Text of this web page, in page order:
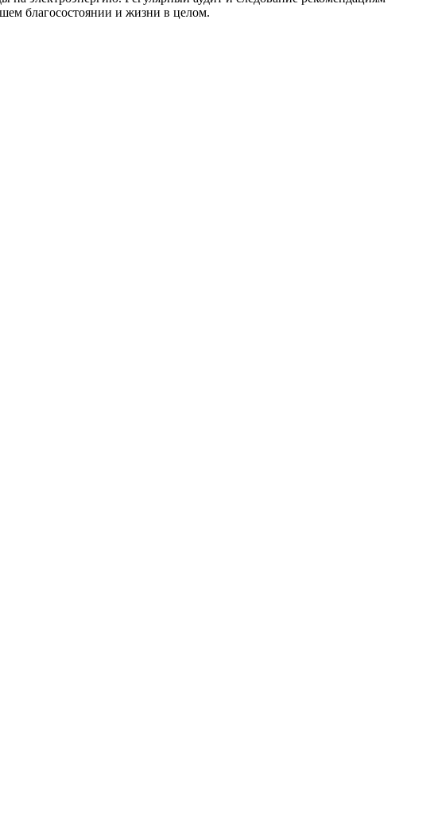
благосостоянии и жизни в целом.